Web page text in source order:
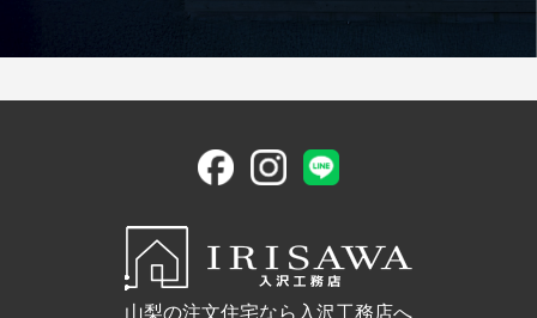
山梨の注文住宅なら入沢工務店へ